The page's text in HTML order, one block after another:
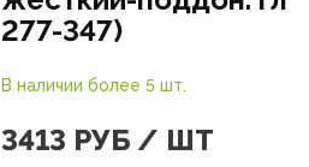
277-347)
В наличии более 5 шт.
3413 РУБ / ШТ